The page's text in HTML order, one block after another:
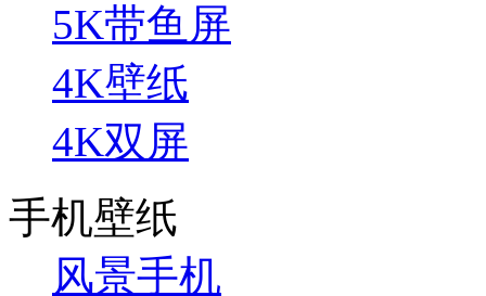
5K带鱼屏
4K壁纸
4K双屏
手机壁纸
风景手机